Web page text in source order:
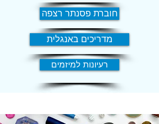
חוברת פסנתר רצפה
מדריכים באנגלית
רעיונות למיזמים